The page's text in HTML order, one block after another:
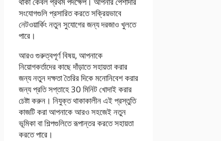
সংযোগগুলি প্রসারিত করতে সক্রিয়ভাবে
নেটওয়ার্কিং নতুন সুযোগের জন্য দরজাও খুলতে
পারে।
আরও গুরুত্বপূর্ণ বিষয়, আপনাকে
নিয়োগকর্তাদের কাছে দাঁড়াতে সহায়তা করার
জন্য নতুন দক্ষতা তৈরির দিকে মনোনিবেশ করার
জন্য প্রতি সপ্তাহে 30 মিনিট খোদাই করার
চেষ্টা করুন। নিযুক্ত থাকাকালীন এই প্রস্তুতি
কাজটি করা আপনাকে আরও সহজেই নতুন
ভূমিকা বা শিল্পগুলিতে রূপান্তর করতে সহায়তা
করতে পারে।